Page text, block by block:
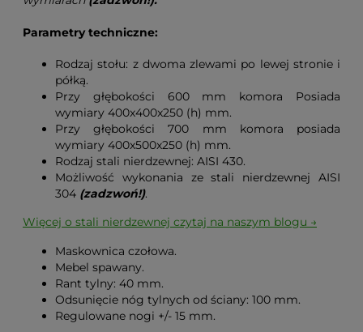
Parametry techniczne:
Rodzaj stołu: z dwoma zlewami po lewej stronie i
półką.
Przy głębokości 600 mm komora Posiada
wymiary 400x400x250 (h) mm.
Przy głębokości 700 mm komora posiada
wymiary 400x500x250 (h) mm.
Rodzaj stali nierdzewnej: AISI 430.
Możliwość wykonania ze stali nierdzewnej AISI
304 (zadzwoń!).
Więcej o stali nierdzewnej czytaj na naszym blogu →
Maskownica czołowa.
Mebel spawany.
Rant tylny: 40 mm.
Odsunięcie nóg tylnych od ściany: 100 mm.
Regulowane nogi +/- 15 mm.